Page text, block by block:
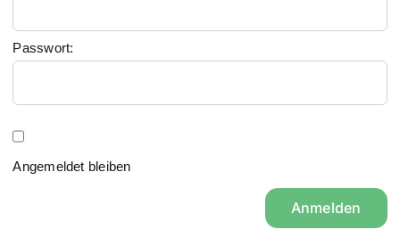
Passwort:
Angemeldet bleiben
Anmelden